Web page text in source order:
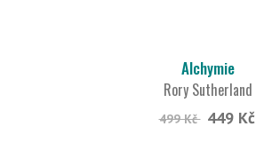
Alchymie
Rory Sutherland
499 Kč 449 Kč